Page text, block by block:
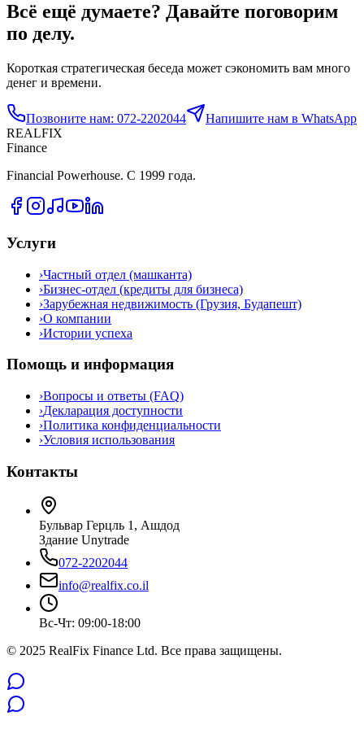
Всё ещё думаете? Давайте поговорим
по делу.
Короткая стратегическая беседа может сэкономить вам много
денег и времени.
Позвоните нам: 072-2202044
Напишите нам в WhatsApp
REALFIX
Finance
Financial Powerhouse. С 1999 года.
Услуги
›Частный отдел (машканта)
›Бизнес-отдел (кредиты для бизнеса)
›Зарубежная недвижимость (Грузия, Будапешт)
›О компании
›Истории успеха
Помощь и информация
›Вопросы и ответы (FAQ)
›Декларация доступности
›Политика конфиденциальности
›Условия использования
Контакты
Бульвар Герцль 1, Ашдод
Здание Unytrade
072-2202044
info@realfix.co.il
Вс-Чт: 09:00-18:00
© 2025 RealFix Finance Ltd. Все права защищены.